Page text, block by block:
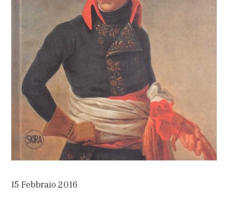
15 Febbraio 2016